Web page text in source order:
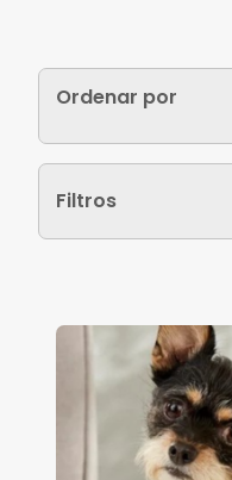
Filtros
Ordenar por